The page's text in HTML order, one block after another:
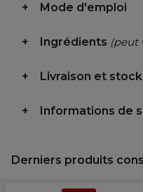
Mode d'emploi
Ingrédients (peut
Livraison et stock
Informations de
Derniers produits